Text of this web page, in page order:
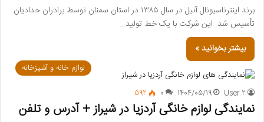
برند اینترناسیونال آنیل در سال ۱۳۸۵ در استان سمنان توسط برادران حدادیان
تأسیس شد. این شرکت با یک خط تولید…
بیشتر بخوانید »
لوازم خانه و آشپزخانه
User 2
1404/05/19
0
592
نمایندگی لوازم خانگی آردزیا در شیراز + آدرس و تلفن